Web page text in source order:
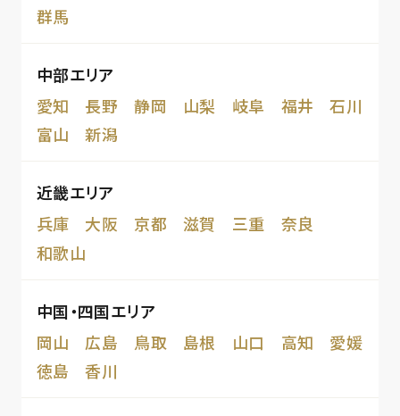
群馬
中部エリア
愛知
長野 静岡 山梨 岐阜 福井
石川
富山
新潟
近畿エリア
兵庫
大阪 京都 滋賀 三重
奈良
和歌山
中国・四国エリア
岡山
広島 鳥取 島根 山口 高知
愛媛
徳島
香川